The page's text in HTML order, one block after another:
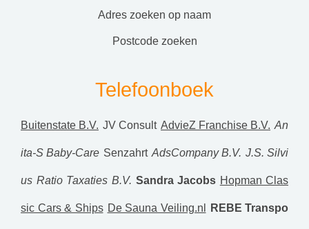
adres zoeken op naam
postcode zoeken
Telefoonboek
Buitenstate B.V. JV Consult AdvieZ Franchise B.V. An
ita-S Baby-Care Senzahrt AdsCompany B.V. J.S. Silvi
us Ratio Taxaties B.V. Sandra Jacobs Hopman Clas
sic Cars & Ships De Sauna Veiling.nl REBE Transpo